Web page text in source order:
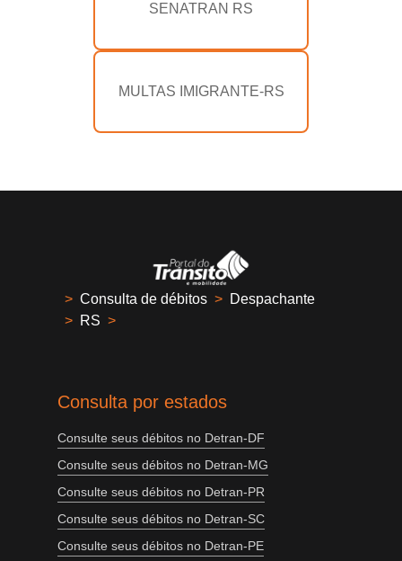
SENATRAN RS
MULTAS IMIGRANTE-RS
> Consulta de débitos > Despachante
> RS >
Consulta por estados
Consulte seus débitos no Detran-DF
Consulte seus débitos no Detran-MG
Consulte seus débitos no Detran-PR
Consulte seus débitos no Detran-SC
Consulte seus débitos no Detran-PE